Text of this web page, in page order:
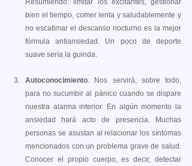
Resumiendo: limitar los excitantes, gestionar
bien el tiempo, comer lenta y saludablemente y
no escatimar el descanso nocturno es la mejor
fórmula antiansiedad. Un poco de deporte
suave sería la guinda.
Autoconocimiento. Nos servirá, sobre todo,
para no sucumbir al pánico cuando se dispare
nuestra alarma interior. En algún momento la
ansiedad hará acto de presencia. Muchas
personas se asustan al relacionar los síntomas
mencionados con un problema grave de salud.
Conocer el propio cuerpo, es decir, detectar